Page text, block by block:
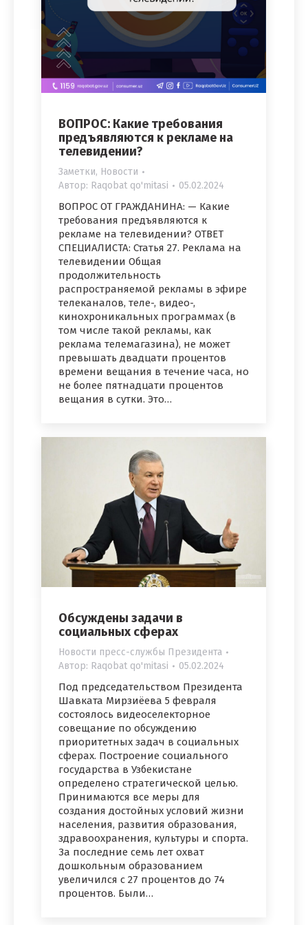
ВОПРОС: Какие требования
предъявляются к рекламе на
телевидении?
Заметки, Новости
Автор: Raqobat qo'mitasi 05.02.2024
ВОПРОС ОТ ГРАЖДАНИНА: — Какие
требования предъявляются к
рекламе на телевидении? ОТВЕТ
СПЕЦИАЛИСТА: Статья 27. Реклама на
телевидении Общая
продолжительность
распространяемой рекламы в эфире
телеканалов, теле-, видео-,
кинохроникальных программах (в
том числе такой рекламы, как
реклама телемагазина), не может
превышать двадцати процентов
времени вещания в течение часа, но
не более пятнадцати процентов
вещания в сутки. Это…
Обсуждены задачи в
социальных сферах
Новости пресс-службы Президента
Автор: Raqobat qo'mitasi 05.02.2024
Под председательством Президента
Шавката Мирзиёева 5 февраля
состоялось видеоселекторное
совещание по обсуждению
приоритетных задач в социальных
сферах. Построение социального
государства в Узбекистане
определено стратегической целью.
Принимаются все меры для
создания достойных условий жизни
населения, развития образования,
здравоохранения, культуры и спорта.
За последние семь лет охват
дошкольным образованием
увеличился с 27 процентов до 74
процентов. Были…